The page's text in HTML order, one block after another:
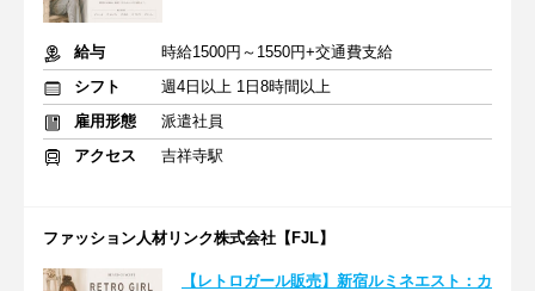
給与
時給1500円～1550円+交通費支給
シフト
週4日以上 1日8時間以上
雇用形態
派遣社員
アクセス
吉祥寺駅
ファッション人材リンク株式会社【FJL】
【レトロガール販売】新宿ルミネエスト：カ